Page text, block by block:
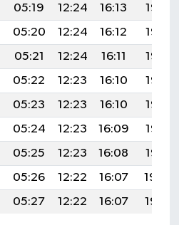
05:19 12:24 16:13
19:19
05:20 12:24 16:12
19:18
05:21 12:24 16:11
19:16
05:22 12:23 16:10
19:15
05:23 12:23 16:10
19:13
05:24 12:23 16:09
19:12
05:25 12:23 16:08
19:10
05:26 12:22 16:07
19:09
05:27 12:22 16:07 19:07